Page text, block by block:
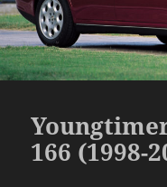
166 (1998-